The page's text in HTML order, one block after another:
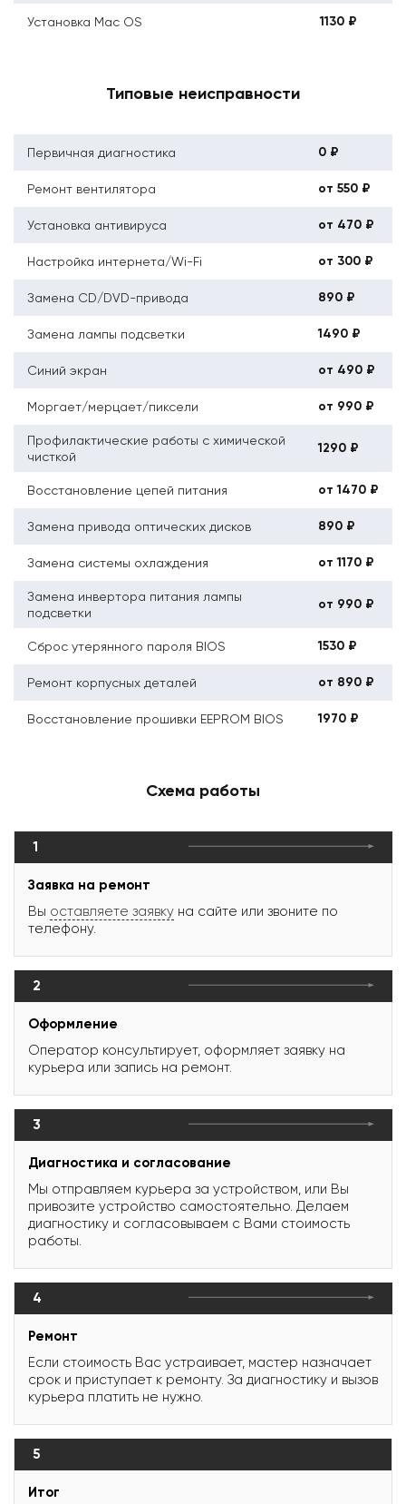
Установка Mac OS 1130 ₽
Типовые неисправности
Первичная диагностика 0 ₽
Ремонт вентилятора от 550 ₽
Установка антивируса от 470 ₽
Настройка интернета/Wi-Fi от 300 ₽
Замена CD/DVD-привода 890 ₽
Замена лампы подсветки 1490 ₽
Синий экран от 490 ₽
Моргает/мерцает/пиксели от 990 ₽
Профилактические работы с химической
чисткой
1290 ₽
Восстановление цепей питания от 1470 ₽
Замена привода оптических дисков 890 ₽
Замена системы охлаждения от 1170 ₽
Замена инвертора питания лампы
подсветки
от 990 ₽
Сброс утерянного пароля BIOS 1530 ₽
Ремонт корпусных деталей от 890 ₽
Восстановление прошивки EEPROM BIOS 1970 ₽
Схема работы
1
Заявка на ремонт
Вы оставляете заявку на сайте или звоните по
телефону.
2
Оформление
Оператор консультирует, оформляет заявку на
курьера или запись на ремонт.
3
Диагностика и согласование
Мы отправляем курьера за устройством, или Вы
привозите устройство самостоятельно. Делаем
диагностику и согласовываем с Вами стоимость
работы.
4
Ремонт
Если стоимость Вас устраивает, мастер назначает
срок и приступает к ремонту. За диагностику и вызов
курьера платить не нужно.
5
Итог